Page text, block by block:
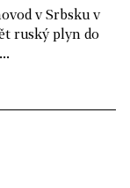
v Srbsku v
ruský plyn do